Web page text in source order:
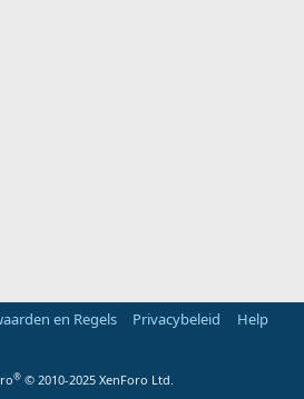
en Regels Privacybeleid
Help
® © 2010-2025 XenForo Ltd.